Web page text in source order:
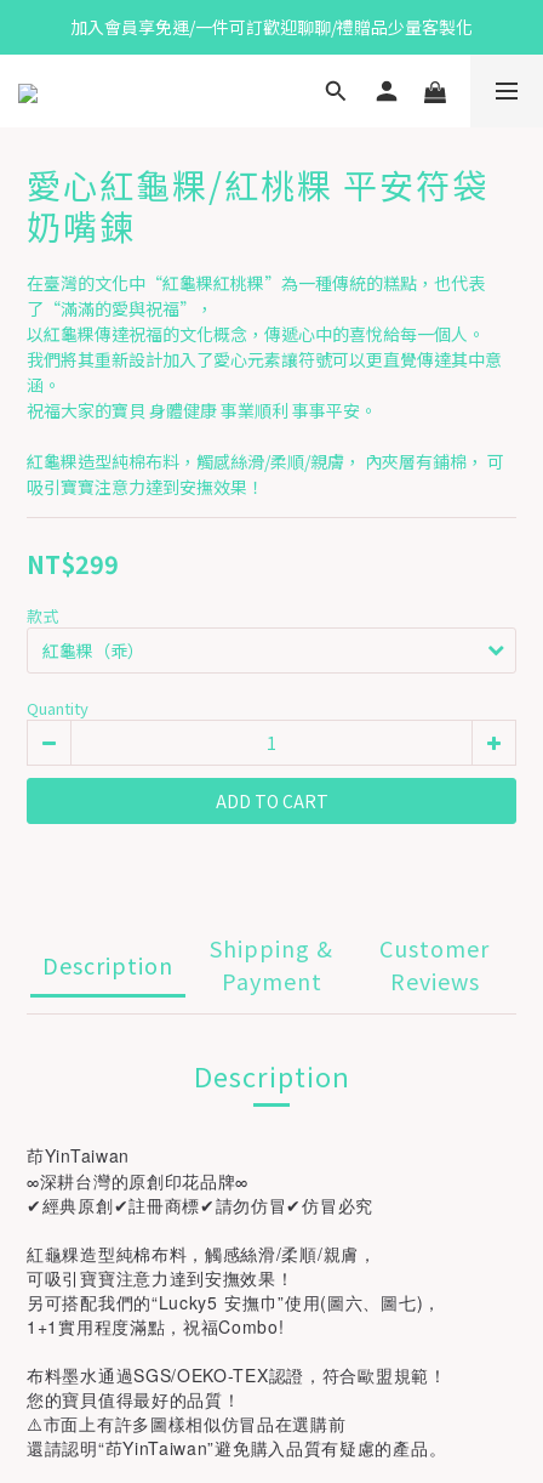
加入會員享免運/一件可訂歡迎聊聊/禮贈品少量客製化
愛心紅龜粿/紅桃粿 平安符袋
奶嘴鍊
在臺灣的文化中“紅龜粿紅桃粿”為一種傳統的糕點，也代表
了“滿滿的愛與祝福”，
以紅龜粿傳達祝福的文化概念，傳遞心中的喜悅給每一個人。
我們將其重新設計加入了愛心元素讓符號可以更直覺傳達其中意
涵。
祝福大家的寶貝 身體健康 事業順利 事事平安。
紅龜粿造型純棉布料，觸感絲滑/柔順/親膚， 內夾層有鋪棉， 可
吸引寶寶注意力達到安撫效果！
NT$299
款式
Quantity
ADD TO CART
Description
Shipping &
Payment
Customer
Reviews
Description
茚YinTaiwan
∞深耕台灣的原創印花品牌∞
✔經典原創✔註冊商標✔請勿仿冒✔仿冒必究
紅龜粿造型純棉布料，觸感絲滑/柔順/親膚，
可吸引寶寶注意力達到安撫效果！
另可搭配我們的“Lucky5 安撫巾”使用(圖六、圖七)，
1+1實用程度滿點，祝福Combo!
布料墨水通過SGS/OEKO-TEX認證，符合歐盟規範！
您的寶貝值得最好的品質！
⚠️市面上有許多圖樣相似仿冒品在選購前
還請認明“茚YinTaiwan”避免購入品質有疑慮的產品。